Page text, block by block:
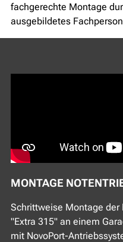
fachgerechte Montage
ausgebildetes
MONTAGE
Schrittweise Montage der
"Extra 315" an einem
mit NovoPort-